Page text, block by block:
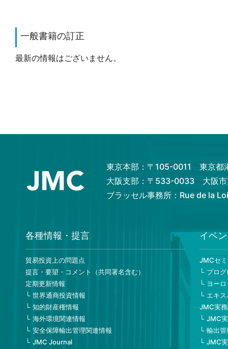
一般書籍の訂正
最新の情報はございません。
東京本部：〒105-0011 東京都
大阪支部：〒533-0033 大阪市
ブラッセル事務所：Rue de la
各種情報・提言
貿易投資上の問題点
提言・要望・コメント（共同署名含む）
定期更新情報
世界通商投資情報
知的財産権情報
海外環境関連情報
安全保障輸出管理関連情報
JMC Journal
イベ
JMCセ
プロ
ヨー
エキ
JMC実
JMC
輸出
JMC